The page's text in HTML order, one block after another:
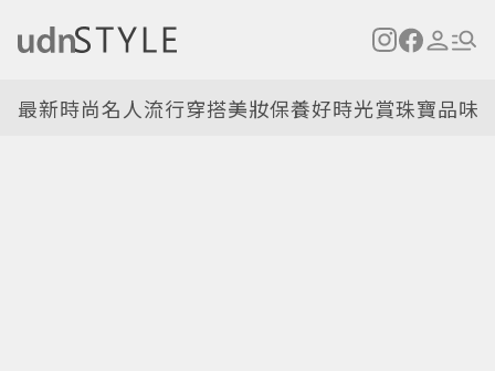
最新時尚名人流行穿搭美妝保養好時光賞珠寶品味